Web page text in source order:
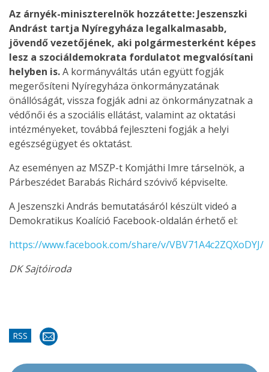
Az árnyék-miniszterelnök hozzátette: Jeszenszki
Andrást tartja Nyíregyháza legalkalmasabb,
jövendő vezetőjének, aki polgármesterként képes
lesz a szociáldemokrata fordulatot megvalósítani
helyben is.A kormányváltás után együtt fogják
megerősíteni Nyíregyháza önkormányzatának
önállóságát, vissza fogják adni az önkormányzatnak a
védőnői és a szociális ellátást, valamint az oktatási
intézményeket, továbbá fejleszteni fogják a helyi
egészségügyet és oktatást.
Az eseményen az MSZP-t Komjáthi Imre társelnök, a
Párbeszédet Barabás Richárd szóvivő képviselte.
A Jeszenszki András bemutatásáról készült videó a
Demokratikus Koalíció Facebook-oldalán érhető el:
https://www.facebook.com/share/v/VBV71A4c2ZQXoDYJ/
DK Sajtóiroda
RSS